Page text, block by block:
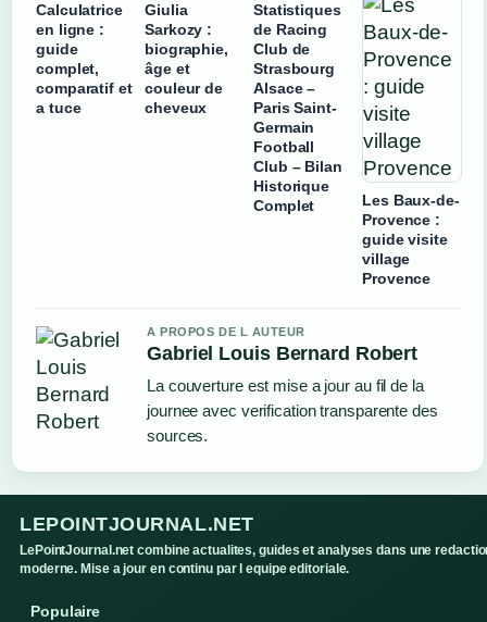
Calculatrice
en ligne :
guide
complet,
comparatif et
a tuce
Giulia
Sarkozy :
biographie,
âge et
couleur de
cheveux
Statistiques
de Racing
Club de
Strasbourg
Alsace –
Paris Saint-
Germain
Football
Club – Bilan
Historique
Complet
Les Baux-de-
Provence :
guide visite
village
Provence
A PROPOS DE L AUTEUR
Gabriel Louis Bernard Robert
La couverture est mise a jour au fil de la
journee avec verification transparente des
sources.
LEPOINTJOURNAL.NET
LePointJournal.net combine actualites, guides et analyses dans une
moderne. Mise a jour en continu par l equipe editoriale.
Populaire